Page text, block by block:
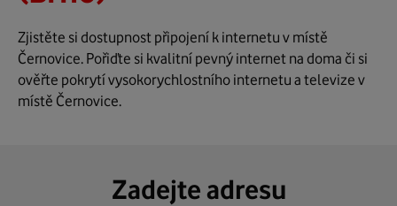
Zjistěte si dostupnost připojení k internetu v místě
Černovice. Pořiďte si kvalitní pevný internet na doma či si
ověřte pokrytí vysokorychlostního internetu a televize v
místě Černovice.
Zadejte adresu